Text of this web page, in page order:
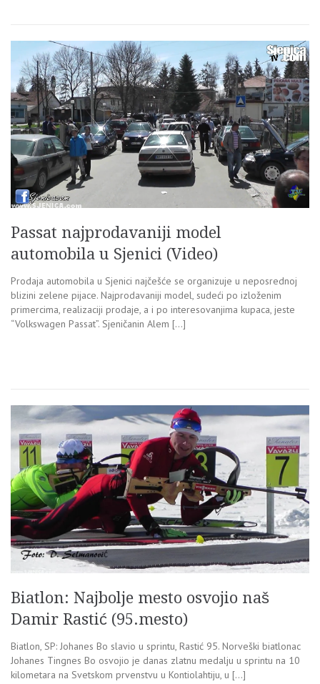
Passat najprodavaniji model
automobila u Sjenici (Video)
Prodaja automobila u Sjenici najčešće se organizuje u neposrednoj
blizini zelene pijace. Najprodavaniji model, sudeći po izloženim
primercima, realizaciji prodaje, a i po interesovanjima kupaca, jeste
“Volkswagen Passat”. Sjeničanin Alem […]
Biatlon: Najbolje mesto osvojio naš
Damir Rastić (95.mesto)
Biatlon, SP: Johanes Bo slavio u sprintu, Rastić 95. Norveški biatlonac
Johanes Tingnes Bo osvojio je danas zlatnu medalju u sprintu na 10
kilometara na Svetskom prvenstvu u Kontiolahtiju, u […]